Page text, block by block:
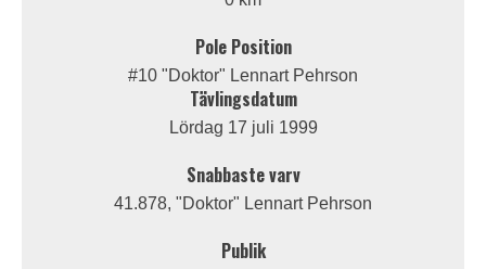
Pole Position
#10 "Doktor" Lennart Pehrson
Tävlingsdatum
Lördag 17 juli 1999
Snabbaste varv
41.878, "Doktor" Lennart Pehrson
Publik